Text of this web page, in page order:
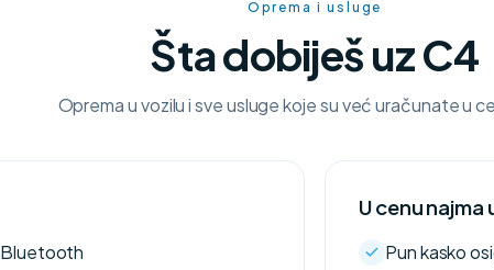
Oprema i usluge
Šta dobiješ uz C4
Oprema u vozilu i sve usluge koje su već uračunate u
Bluetooth
U cenu najma
Pun kasko